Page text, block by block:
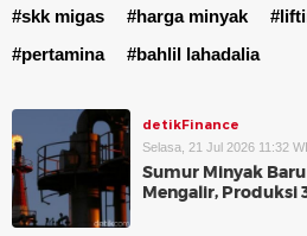
#skk migas #harga minyak
#pertamina
#bahlil lahadalia
detikFinance
Selasa, 21 Jul 2026 11:32
Sumur Minyak
Mengalir, Produksi